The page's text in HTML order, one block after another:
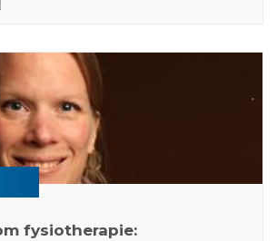
fysiotherapie: